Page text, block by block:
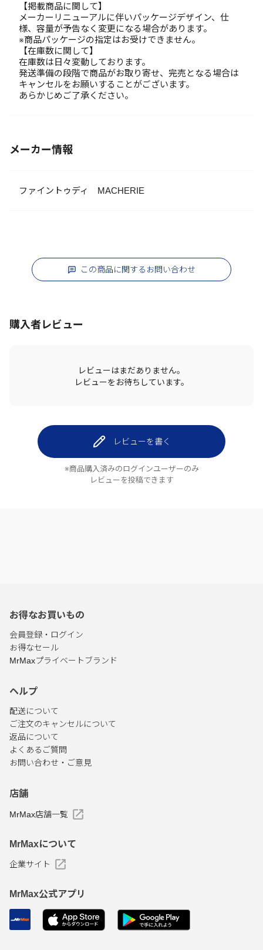
【掲載商品に関して】
メーカーリニューアルに伴いパッケージデザイン、仕
様、容量が予告なく変更になる場合があります。
※商品パッケージの指定はお受けできません。
【在庫数に関して】
在庫数は日々変動しております。
発送準備の段階で商品がお取り寄せ、完売となる場合は
キャンセルをお願いすることがございます。
あらかじめご了承ください。
メーカー情報
ファイントゥディ MACHERIE
この商品に関するお問い合わせ
購入者レビュー
レビューはまだありません。
レビューをお待ちしています。
レビューを書く
※商品購入済みのログインユーザーのみ
レビューを投稿できます
お得なお買いもの
会員登録・ログイン
お得なセール
MrMaxプライベートブランド
ヘルプ
配送について
ご注文のキャンセルについて
返品について
よくあるご質問
お問い合わせ・ご意見
店舗
MrMax店舗一覧
MrMaxについて
企業サイト
MrMax公式アプリ